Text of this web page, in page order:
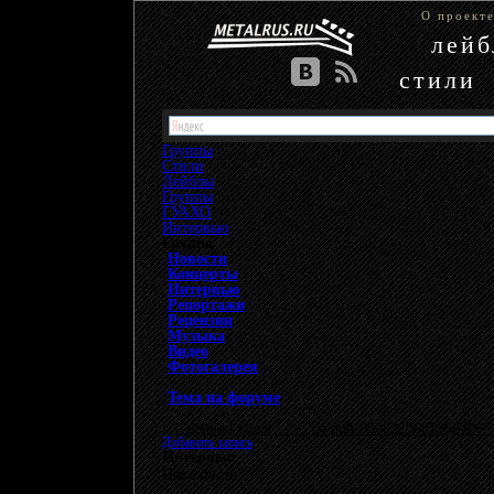
О проекте
стили
Группы
Стили
Лейблы
Группы»
ГУАХО»
Интервью
Группа
Новости
Концерты
Интервью
Репортажи
Рецензии
Музыка
Видео
Фотогалерея
Тема на форуме
{"data-ad-client" => "ca-pub-
Добавить запись
Интервью
Пока пусто